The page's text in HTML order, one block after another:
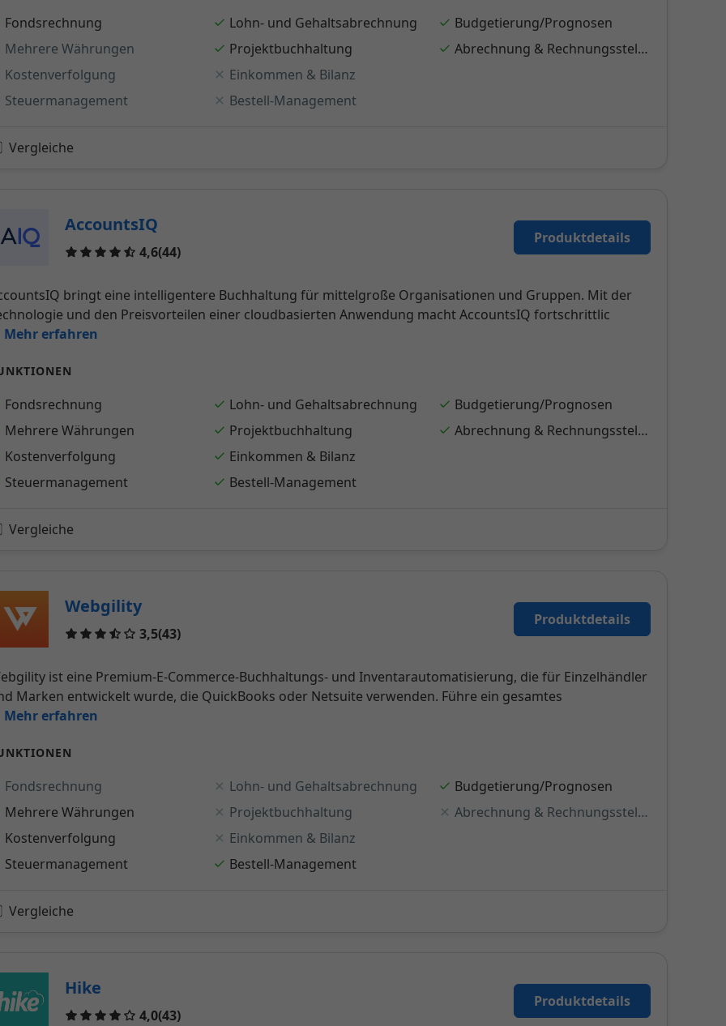
Fondsrechnung
Mehrere Währungen
Kostenverfolgung
Steuermanagement
Lohn- und Gehaltsabrechnung
Projektbuchhaltung
Einkommen & Bilanz
Bestell-Management
Budgetierung/Prognosen
Abrechnung & Rechnungsstellung
Vergleiche
AccountsIQ
4,6(44)
Reviews
Produktdetails
bringt eine intelligentere Buchhaltung für mittelgroße Organisationen und Gruppen. Mit der
und den Preisvorteilen einer cloudbasierten Anwendung macht AccountsIQ fortschrittlic
Mehr erfahren
Fondsrechnung
Mehrere Währungen
Kostenverfolgung
Steuermanagement
Lohn- und Gehaltsabrechnung
Projektbuchhaltung
Einkommen & Bilanz
Bestell-Management
Budgetierung/Prognosen
Abrechnung & Rechnungsstellung
Vergleiche
Webgility
3,5(43)
Reviews
Produktdetails
ist eine Premium-E-Commerce-Buchhaltungs- und Inventarautomatisierung, die für Einzelhändler
Marken entwickelt wurde, die QuickBooks oder Netsuite verwenden. Führe ein gesamtes
Mehr erfahren
Fondsrechnung
Mehrere Währungen
Kostenverfolgung
Steuermanagement
Lohn- und Gehaltsabrechnung
Projektbuchhaltung
Einkommen & Bilanz
Bestell-Management
Budgetierung/Prognosen
Abrechnung & Rechnungsstellung
Vergleiche
Hike
4,0(43)
Reviews
Produktdetails